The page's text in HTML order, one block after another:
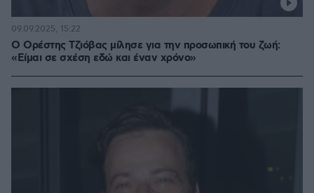
Ο Ορέστης Τζιόβας μίλησε για την προσωπική του ζωή:
«Είμαι σε σχέση εδώ και έναν χρόνο»
09.09.2025, 15:22